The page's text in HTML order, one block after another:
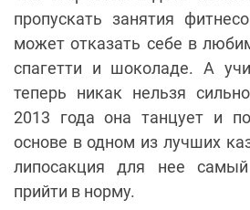
пропускать занятия
может отказать себе в
спагетти и шоколаде. А
теперь никак нельзя
2013 года она танцует и
основе в одном из лучших
липосакция для нее
прийти в норму.